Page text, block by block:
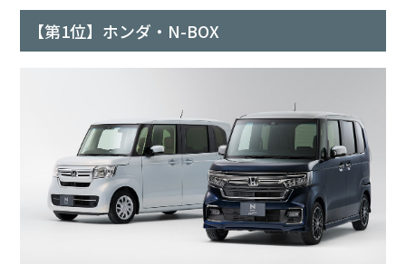
【第1位】ホンダ・N-BOX